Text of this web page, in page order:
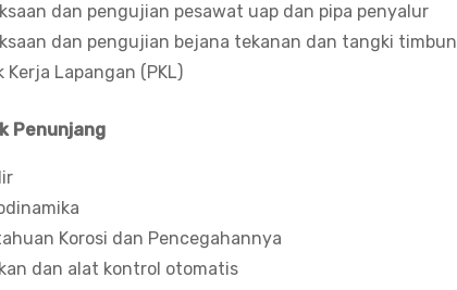
dan pengujian pesawat uap dan pipa penyalur
dan pengujian bejana tekanan dan tangki timbun
Kerja Lapangan (PKL)
Penunjang
Korosi dan Pencegahannya
dan alat kontrol otomatis